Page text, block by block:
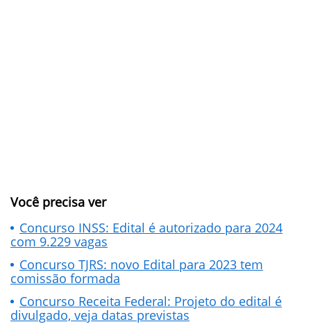
Você precisa ver
Concurso INSS: Edital é autorizado para 2024
com 9.229 vagas
Concurso TJRS: novo Edital para 2023 tem
comissão formada
Concurso Receita Federal: Projeto do edital é
divulgado, veja datas previstas